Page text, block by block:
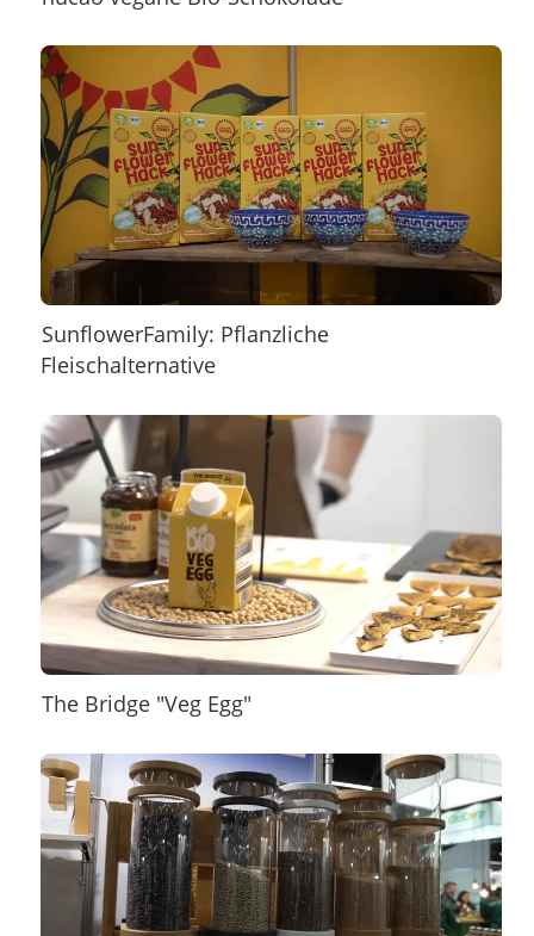
SunflowerFamily: Pflanzliche
Fleischalternative
The Bridge "Veg Egg"